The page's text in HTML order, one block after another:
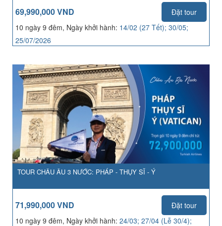
69,990,000 VND
Đặt tour
10 ngày 9 đêm, Ngày khởi hành: 14/02 (27 Tết); 30/05;
25/07/2026
TOUR CHÂU ÂU 3 NƯỚC: PHÁP - THỤY SĨ - Ý
71,990,000 VND
Đặt tour
10 ngày 9 đêm, Ngày khởi hành: 24/03; 27/04 (Lễ 30/4);